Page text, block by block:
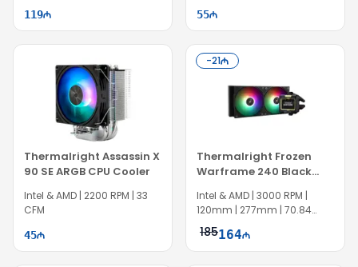
119 55
Thermalright Assassin X
90 SE ARGB CPU Cooler
Intel & AMD | 2200 RPM | 33
CFM
45
-21
Thermalright Frozen
Warframe 240 Black
ARGB Liquid CPU Cooler
Intel & AMD | 3000 RPM |
120mm | 277mm | 70.84
CFM
185164